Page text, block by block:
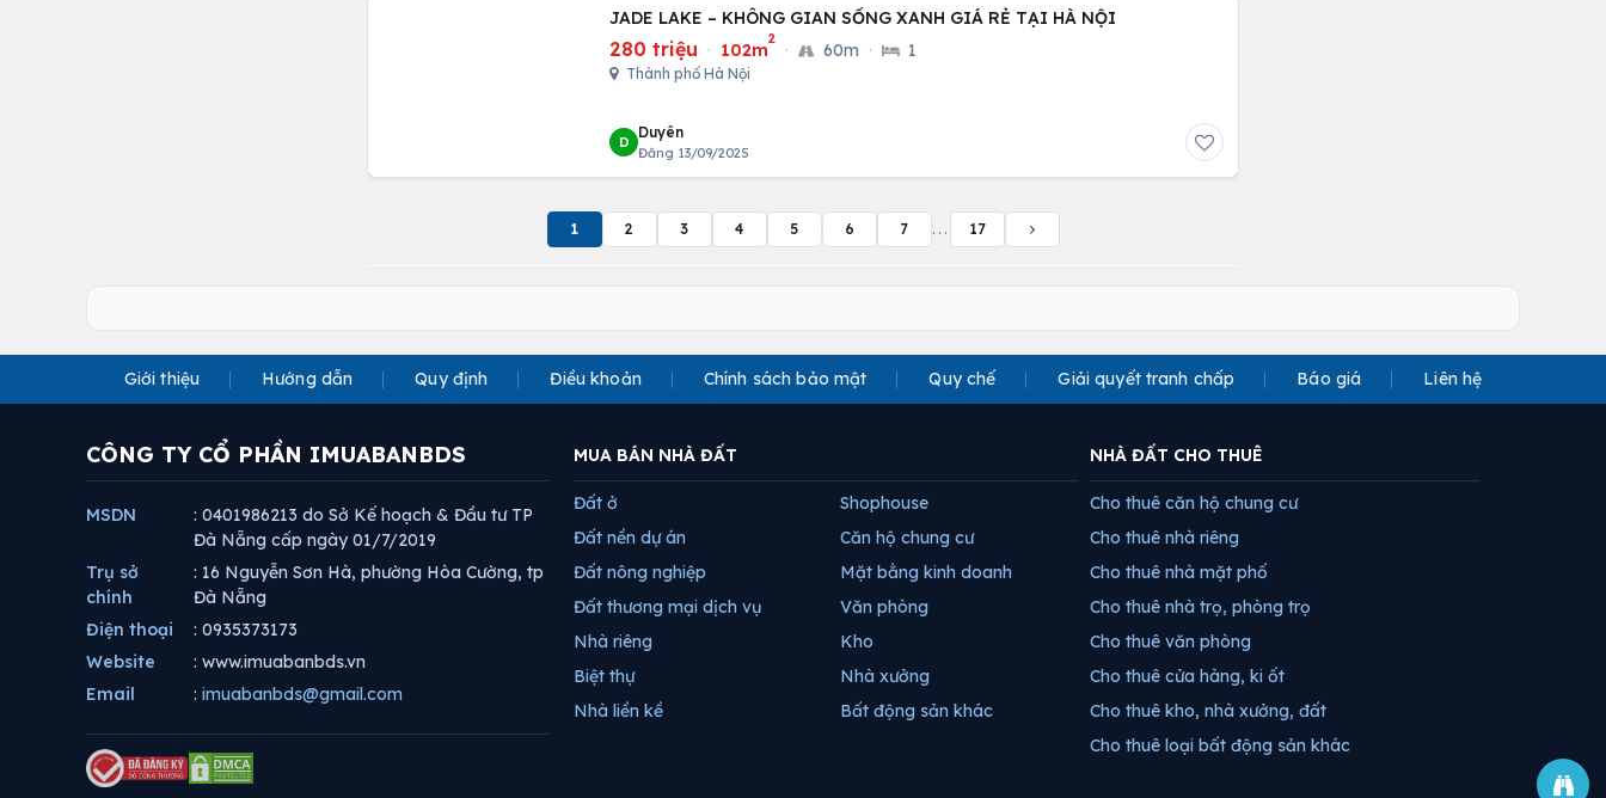
JADE LAKE – KHÔNG GIAN SỐNG XANH GIÁ RẺ TẠI HÀ NỘI
280 triệu · 102m
2
· 60m · 1
Thành phố Hà Nội
D
Duyên
Đăng 13/09/2025
1 2 3 4 5 6 7 ... 17
Giới thiệu Hướng dẫn Quy định Điều khoản Chính sách bảo mật Quy chế Giải quyết tranh chấp Báo giá Liên hệ
CÔNG TY CỔ PHẦN IMUABANBDS
MSDN
: 0401986213 do Sở Kế hoạch & Đầu tư TP
Đà Nẵng cấp ngày 01/7/2019
Trụ sở
chính
: 16 Nguyễn Sơn Hà, phường Hòa Cường, tp
Đà Nẵng
Điện thoại
: 0935373173
Website
: www.imuabanbds.vn
Email
: imuabanbds@gmail.com
MUA BÁN NHÀ ĐẤT
Đất ở
Đất nền dự án
Đất nông nghiệp
Đất thương mại dịch vụ
Nhà riêng
Biệt thự
Nhà liền kề
Shophouse
Căn hộ chung cư
Mặt bằng kinh doanh
Văn phòng
Kho
Nhà xưởng
Bất động sản khác
NHÀ ĐẤT CHO THUÊ
Cho thuê căn hộ chung cư
Cho thuê nhà riêng
Cho thuê nhà mặt phố
Cho thuê nhà trọ, phòng trọ
Cho thuê văn phòng
Cho thuê cửa hàng, ki ốt
Cho thuê kho, nhà xưởng, đất
Cho thuê loại bất động sản khác